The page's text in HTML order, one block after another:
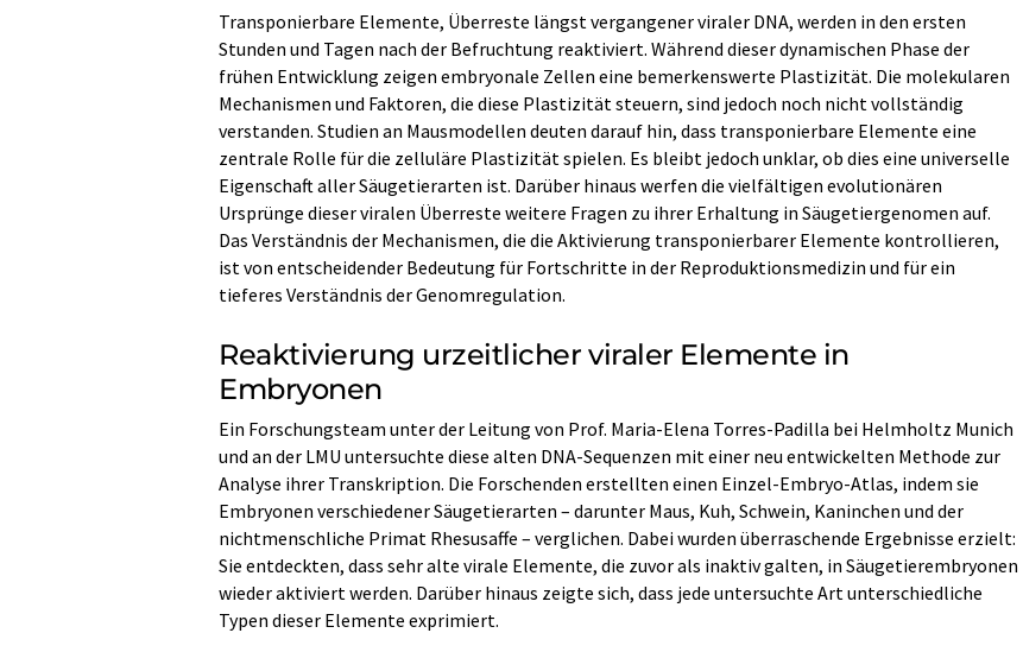
Transponierbare Elemente, Überreste längst vergangener viraler DNA, werden in den ersten
Stunden und Tagen nach der Befruchtung reaktiviert. Während dieser dynamischen Phase der
frühen Entwicklung zeigen embryonale Zellen eine bemerkenswerte Plastizität. Die molekularen
Mechanismen und Faktoren, die diese Plastizität steuern, sind jedoch noch nicht vollständig
verstanden. Studien an Mausmodellen deuten darauf hin, dass transponierbare Elemente eine
zentrale Rolle für die zelluläre Plastizität spielen. Es bleibt jedoch unklar, ob dies eine universelle
Eigenschaft aller Säugetierarten ist. Darüber hinaus werfen die vielfältigen evolutionären
Ursprünge dieser viralen Überreste weitere Fragen zu ihrer Erhaltung in Säugetiergenomen auf.
Das Verständnis der Mechanismen, die die Aktivierung transponierbarer Elemente kontrollieren,
ist von entscheidender Bedeutung für Fortschritte in der Reproduktionsmedizin und für ein
tieferes Verständnis der Genomregulation.
Reaktivierung urzeitlicher viraler Elemente in
Embryonen
Ein Forschungsteam unter der Leitung von Prof. Maria-Elena Torres-Padilla bei Helmholtz Munich
und an der LMU untersuchte diese alten DNA-Sequenzen mit einer neu entwickelten Methode zur
Analyse ihrer Transkription. Die Forschenden erstellten einen Einzel-Embryo-Atlas, indem sie
Embryonen verschiedener Säugetierarten – darunter Maus, Kuh, Schwein, Kaninchen und der
nichtmenschliche Primat Rhesusaffe – verglichen. Dabei wurden überraschende Ergebnisse erzielt:
Sie entdeckten, dass sehr alte virale Elemente, die zuvor als inaktiv galten, in Säugetierembryonen
wieder aktiviert werden. Darüber hinaus zeigte sich, dass jede untersuchte Art unterschiedliche
Typen dieser Elemente exprimiert.